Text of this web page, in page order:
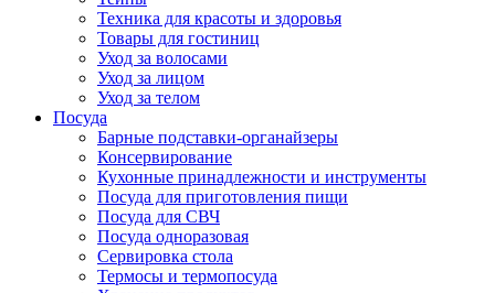
Техника для красоты и здоровья
Товары для гостиниц
Уход за волосами
Уход за лицом
Уход за телом
Посуда
Барные подставки-органайзеры
Консервирование
Кухонные принадлежности и инструменты
Посуда для приготовления пищи
Посуда для СВЧ
Посуда одноразовая
Сервировка стола
Термосы и термопосуда